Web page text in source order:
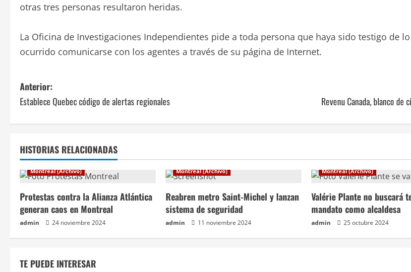
otras tres personas resultaron heridas.
La Oficina de Investigaciones Independientes pide a toda persona que haya sido testigo de lo
ocurrido comunicarse con los agentes a través de su página de Internet.
N
a
v
e
g
a
c
i
ó
Anterior:
Establece Quebec código de alertas regionales
Revenu Canada, blanco de
HISTORIAS RELACIONADAS
Montreal (Archivo)
Protestas contra la Alianza Atlántica
generan caos en Montreal
admin 24 noviembre 2024
Montreal (Archivo)
Reabren metro Saint-Michel y lanzan
sistema de seguridad
admin 11 noviembre 2024
Montreal (Archivo)
Valérie Plante no buscará
mandato como alcaldesa
admin 25 octubre 2024
TE PUEDE INTERESAR